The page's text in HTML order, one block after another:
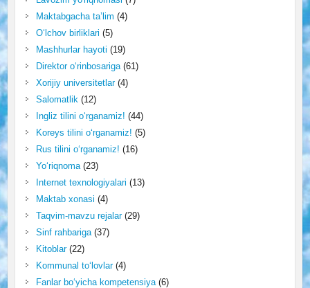
Maktabgacha ta’lim (4)
O‘lchov birliklari (5)
Mashhurlar hayoti (19)
Direktor o‘rinbosariga(61)
Xorijiy universitetlar(4)
Salomatlik(12)
Ingliz tilini o‘rganamiz! (44)
Koreys tilini o‘rganamiz! (5)
Rus tilini o‘rganamiz! (16)
Yo‘riqnoma(23)
Internet texnologiyalari (13)
Maktab xonasi (4)
Taqvim-mavzu rejalar(29)
Sinf rahbariga(37)
Kitoblar(22)
Kommunal to‘lovlar(4)
Fanlar bo‘yicha kompetensiya(6)